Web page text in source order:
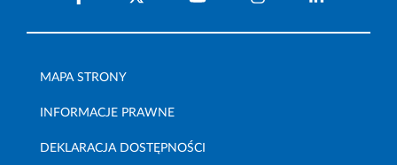
MAPA STRONY
INFORMACJE PRAWNE
DEKLARACJA DOSTĘPNOŚCI